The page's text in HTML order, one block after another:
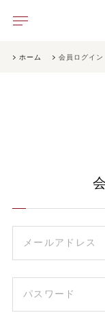
ホーム 会員ログイン